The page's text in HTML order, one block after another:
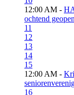
12:00 AM -
ochtend
11
12
13
14
15
12:00 AM -
16